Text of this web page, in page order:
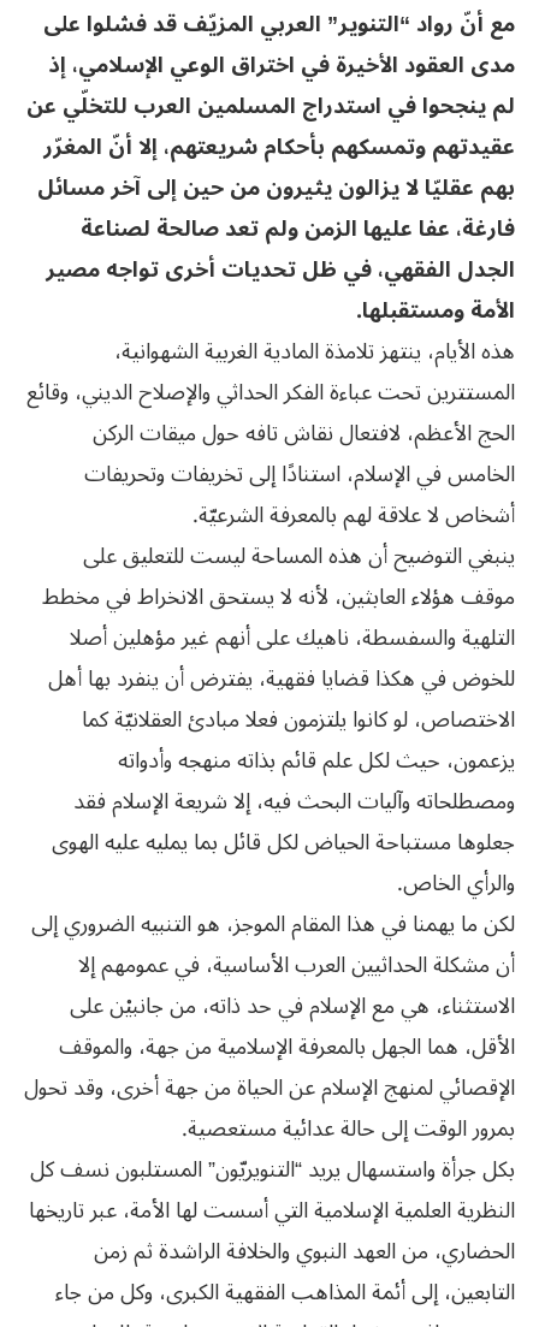
مع أنّ رواد “التنوير” العربي المزيّف قد فشلوا على
مدى العقود الأخيرة في اختراق الوعي الإسلامي، إذ
لم ينجحوا في استدراج المسلمين العرب للتخلّي عن
عقيدتهم وتمسكهم بأحكام شريعتهم، إلا أنّ المغرّر
بهم عقليّا لا يزالون يثيرون من حين إلى آخر مسائل
فارغة، عفا عليها الزمن ولم تعد صالحة لصناعة
الجدل الفقهي، في ظل تحديات أخرى تواجه مصير
الأمة ومستقبلها.
هذه الأيام، ينتهز تلامذة المادية الغربية الشهوانية،
المستترين تحت عباءة الفكر الحداثي والإصلاح الديني، وقائع
الحج الأعظم، لافتعال نقاش تافه حول ميقات الركن
الخامس في الإسلام، استنادًا إلى تخريفات وتحريفات
أشخاص لا علاقة لهم بالمعرفة الشرعيّة.
ينبغي التوضيح أن هذه المساحة ليست للتعليق على
موقف هؤلاء العابثين، لأنه لا يستحق الانخراط في مخطط
التلهية والسفسطة، ناهيك على أنهم غير مؤهلين أصلا
للخوض في هكذا قضايا فقهية، يفترض أن ينفرد بها أهل
الاختصاص، لو كانوا يلتزمون فعلا مبادئ العقلانيّة كما
يزعمون، حيث لكل علم قائم بذاته منهجه وأدواته
ومصطلحاته وآليات البحث فيه، إلا شريعة الإسلام فقد
جعلوها مستباحة الحياض لكل قائل بما يمليه عليه الهوى
والرأي الخاص.
لكن ما يهمنا في هذا المقام الموجز، هو التنبيه الضروري إلى
أن مشكلة الحداثيين العرب الأساسية، في عمومهم إلا
الاستثناء، هي مع الإسلام في حد ذاته، من جانبيْن على
الأقل، هما الجهل بالمعرفة الإسلامية من جهة، والموقف
الإقصائي لمنهج الإسلام عن الحياة من جهة أخرى، وقد تحول
بمرور الوقت إلى حالة عدائية مستعصية.
بكل جرأة واستسهال يريد “التنويريّون” المستلبون نسف كل
النظرية العلمية الإسلامية التي أسست لها الأمة، عبر تاريخها
الحضاري، من العهد النبوي والخلافة الراشدة ثم زمن
التابعين، إلى أئمة المذاهب الفقهية الكبرى، وكل من جاء